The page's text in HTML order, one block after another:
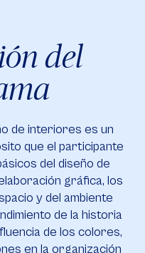
del
de interiores es un
que el participante
del diseño de
gráfica, los
y del ambiente
de la historia
de los colores,
en la organización